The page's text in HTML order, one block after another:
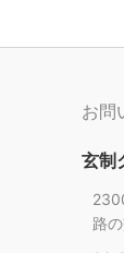
お問
玄制
路